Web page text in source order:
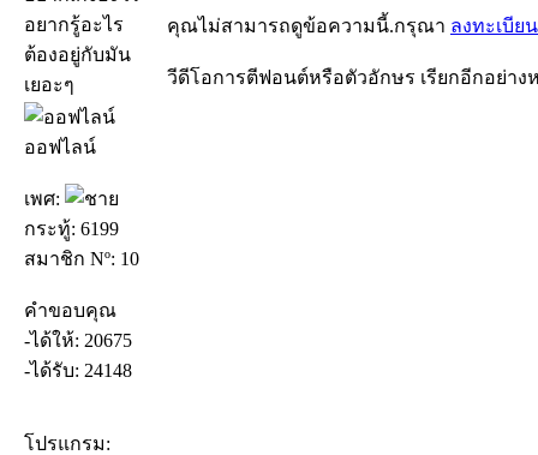
อยากรู้อะไร
ต้องอยู่กับมัน
เยอะๆ
ออฟไลน์
เพศ:
กระทู้: 6199
สมาชิก Nº: 10
คำขอบคุณ
-ได้ให้: 20675
-ได้รับ: 24148
โปรแกรม:
คุณไม่สามารถดูข้อความนี้.กรุณา ลงทะเบียน
วีดีโอการตีฟอนต์หรือตัวอักษร เรียกอีกอย่าง